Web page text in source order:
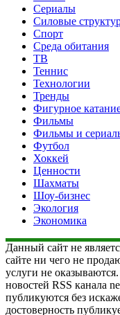
Сериалы
Силовые
Спорт
Среда обитания
ТВ
Теннис
Технологии
Тренды
Фигурное
Фильмы
Фильмы и
Футбол
Хоккей
Ценности
Шахматы
Шоу-бизнес
Экология
Экономика
Данный сайт не
сайте ни чего не
услуги не
новостей RSS канала
публикуются без
достоверность